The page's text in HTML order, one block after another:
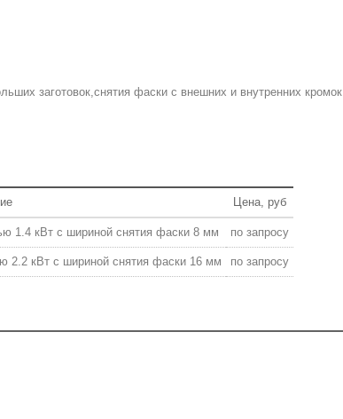
заготовок,снятия фаски с внешних и внутренних кромок
Цена, руб
1.4 кВт с шириной снятия фаски 8 мм по запросу
2.2 кВт с шириной снятия фаски 16 мм по запросу